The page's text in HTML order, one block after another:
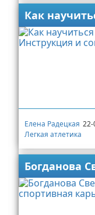
Как
Елена Радецкая 22-
Легкая атлетика
Богданова